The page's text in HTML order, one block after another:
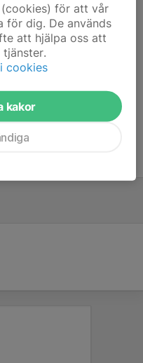
alla!
då vi välkomnar Själevad till
för att vår
för dig. De används
att hjälpa oss att
cookies
kakor